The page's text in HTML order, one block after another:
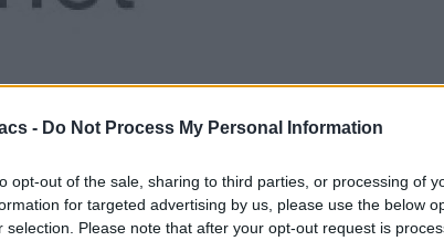
- Do Not Process My Personal Information
opt-out of the sale, sharing to third parties, or processing of
for targeted advertising by us, please use the below
selection. Please note that after your opt-out request is
06/12/2018 η Forthnet